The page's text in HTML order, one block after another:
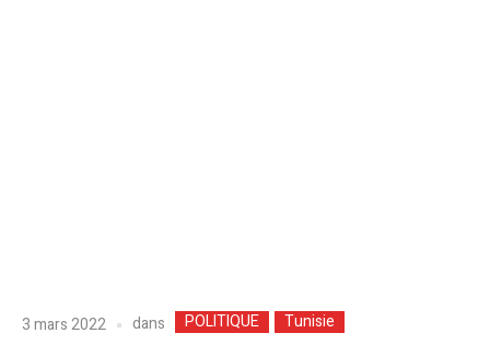
3 mars 2022 dans POLITIQUE Tunisie